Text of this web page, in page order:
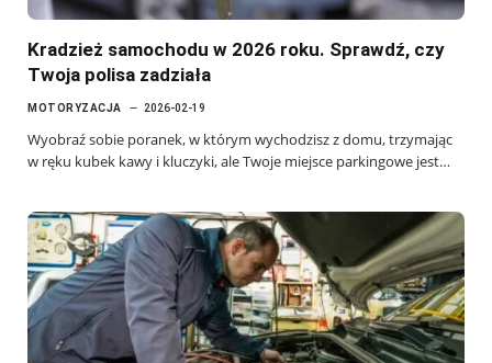
Kradzież samochodu w 2026 roku. Sprawdź, czy
Twoja polisa zadziała
MOTORYZACJA 2026-02-19
Wyobraź sobie poranek, w którym wychodzisz z domu, trzymając
w ręku kubek kawy i kluczyki, ale Twoje miejsce parkingowe jest…